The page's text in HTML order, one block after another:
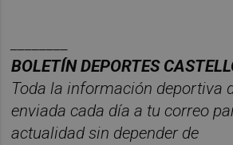
BOLETÍN DEPORTES CASTELL
Toda la información deportiva
enviada cada día a tu correo
actualidad sin depender de